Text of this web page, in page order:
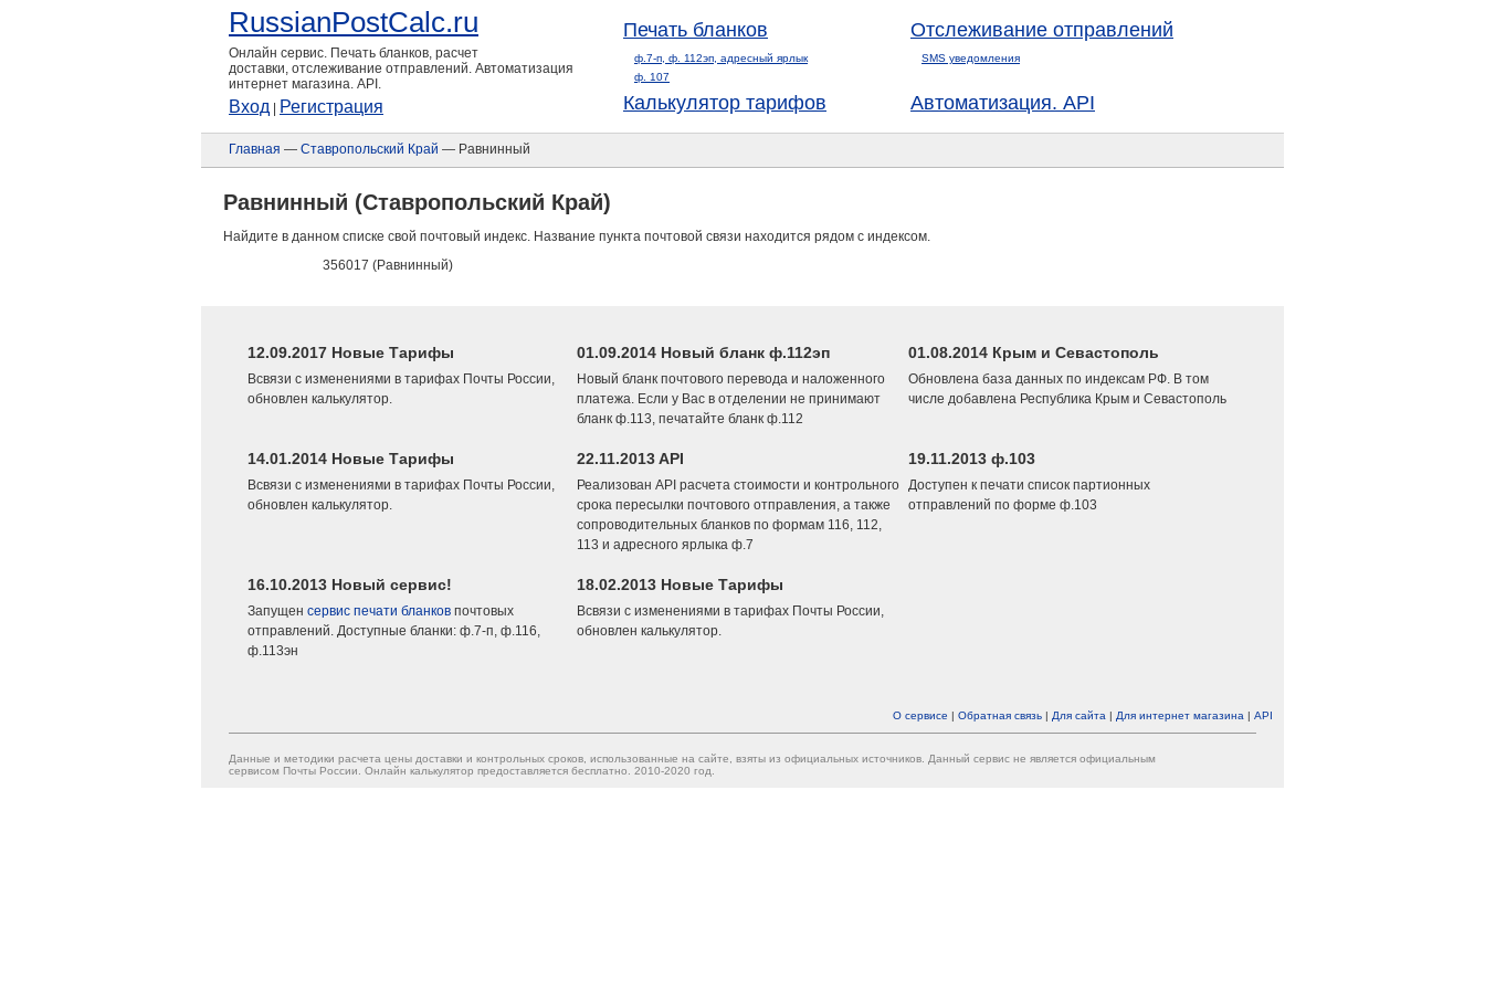
RussianPostCalc.ru
Онлайн сервис. Печать бланков, расчет
доставки, отслеживание отправлений. Автоматизация
интернет магазина. API.
Вход Регистрация
Печать бланков
ф.7-п, ф. 112эп, адресный ярлык
ф. 107
Отслеживание отправлений
SMS уведомления
Калькулятор тарифов Автоматизация. API
Главная — Ставропольский Край — Равнинный
Равнинный (Ставропольский Край)
Найдите в данном списке свой почтовый индекс. Название пункта почтовой связи находится рядом с индексом.
356017 (Равнинный)
12.09.2017 Новые Тарифы
Всвязи с изменениями в тарифах Почты России,
обновлен калькулятор.
01.09.2014 Новый бланк ф.112эп
Новый бланк почтового перевода и наложенного
платежа. Если у Вас в отделении не принимают
бланк ф.113, печатайте бланк ф.112
01.08.2014 Крым и Севастополь
Обновлена база данных по индексам РФ. В том
числе добавлена Республика Крым и Севастополь
14.01.2014 Новые Тарифы
Всвязи с изменениями в тарифах Почты России,
обновлен калькулятор.
22.11.2013 API
Реализован API расчета стоимости и контрольного
срока пересылки почтового отправления, а также
сопроводительных бланков по формам 116, 112,
113 и адресного ярлыка ф.7
19.11.2013 ф.103
Доступен к печати список партионных
отправлений по форме ф.103
16.10.2013 Новый сервис!
Запущен сервис печати бланков почтовых
отправлений. Доступные бланки: ф.7-п, ф.116,
ф.113эн
18.02.2013 Новые Тарифы
Всвязи с изменениями в тарифах Почты России,
обновлен калькулятор.
О сервисе | Обратная связь | Для сайта | Для интернет магазина | API
Данные и методики расчета цены доставки и контрольных сроков, использованные на сайте, взяты из официальных источников. Данный сервис не является официальным
сервисом Почты России. Онлайн калькулятор предоставляется бесплатно. 2010-2020 год.